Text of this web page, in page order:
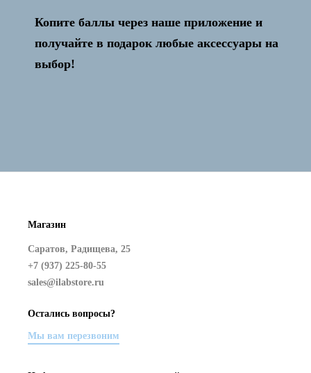
Активация и настройка бесплатно!
Копите баллы через наше приложение и
получайте в подарок любые аксессуары на
выбор!
Магазин
Саратов, Радищева, 25
+7 (937) 225-80-55
sales@ilabstore.ru
Остались вопросы?
Мы вам перезвоним